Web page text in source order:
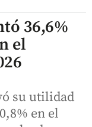
36,6%
el
su utilidad
en el